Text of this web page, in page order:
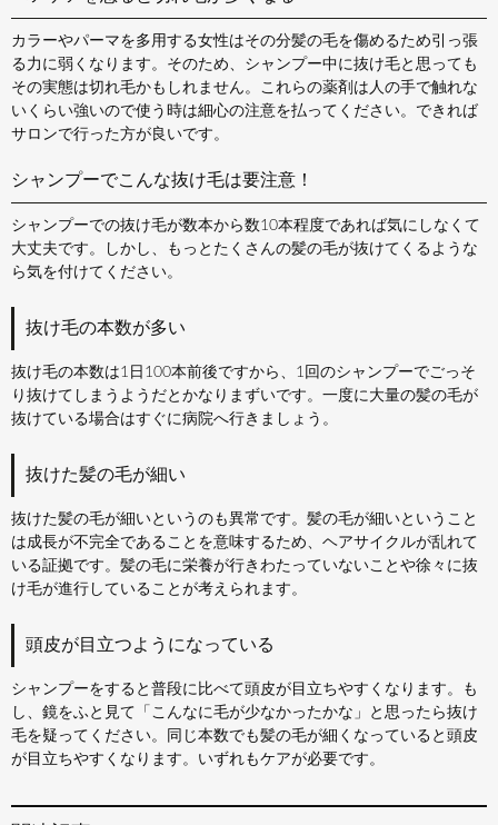
カラーやパーマを多用する女性はその分髪の毛を傷めるため引っ張
る力に弱くなります。そのため、シャンプー中に抜け毛と思っても
その実態は切れ毛かもしれません。これらの薬剤は人の手で触れな
いくらい強いので使う時は細心の注意を払ってください。できれば
サロンで行った方が良いです。
シャンプーでこんな抜け毛は要注意！
シャンプーでの抜け毛が数本から数10本程度であれば気にしなくて
大丈夫です。しかし、もっとたくさんの髪の毛が抜けてくるような
ら気を付けてください。
抜け毛の本数が多い
抜け毛の本数は1日100本前後ですから、1回のシャンプーでごっそ
り抜けてしまうようだとかなりまずいです。一度に大量の髪の毛が
抜けている場合はすぐに病院へ行きましょう。
抜けた髪の毛が細い
抜けた髪の毛が細いというのも異常です。髪の毛が細いということ
は成長が不完全であることを意味するため、ヘアサイクルが乱れて
いる証拠です。髪の毛に栄養が行きわたっていないことや徐々に抜
け毛が進行していることが考えられます。
頭皮が目立つようになっている
シャンプーをすると普段に比べて頭皮が目立ちやすくなります。も
し、鏡をふと見て「こんなに毛が少なかったかな」と思ったら抜け
毛を疑ってください。同じ本数でも髪の毛が細くなっていると頭皮
が目立ちやすくなります。いずれもケアが必要です。